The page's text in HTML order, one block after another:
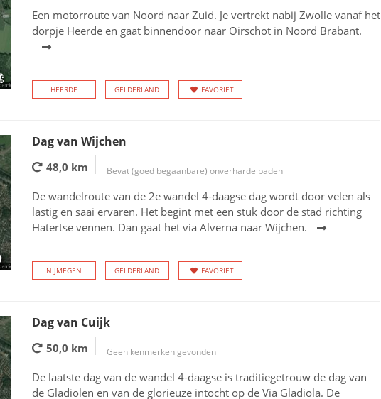
Een motorroute van Noord naar Zuid. Je vertrekt nabij Zwolle vanaf het
dorpje Heerde en gaat binnendoor naar Oirschot in Noord Brabant.
HEERDE GELDERLAND FAVORIET
Dag van Wijchen
48,0 km Bevat (goed begaanbare) onverharde paden
De wandelroute van de 2e wandel 4-daagse dag wordt door velen als
lastig en saai ervaren. Het begint met een stuk door de stad richting
Hatertse vennen. Dan gaat het via Alverna naar Wijchen.
NIJMEGEN GELDERLAND FAVORIET
Dag van Cuijk
50,0 km Geen kenmerken gevonden
De laatste dag van de wandel 4-daagse is traditiegetrouw de dag van
de Gladiolen en van de glorieuze intocht op de Via Gladiola. De